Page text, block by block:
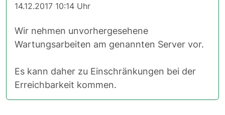
14.12.2017 10:14 Uhr
Wir nehmen unvorhergesehene
Wartungsarbeiten am genannten Server vor.
Es kann daher zu Einschränkungen bei der
Erreichbarkeit kommen.